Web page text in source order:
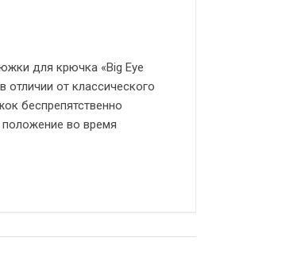
для крючка «Big Eye
отличии от классического
беспрепятственно
во время